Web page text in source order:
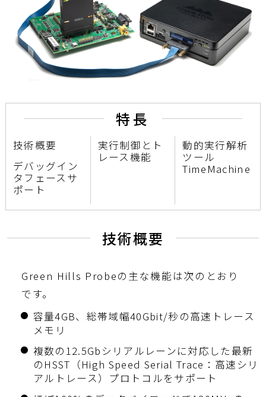
特長
技術概要
デバッグイン
タフェースサ
ポート
実行制御とト
レース機能
動的実行解析
ツール
TimeMachine
技術概要
Green Hills Probeの主な機能は次のとおり
です。
容量4GB、総帯域幅40Gbit/秒の高速トレース
メモリ
複数の12.5Gbシリアルレーンに対応した最新
のHSST（High Speed Serial Trace：高速シリ
アルトレース）プロトコルをサポート